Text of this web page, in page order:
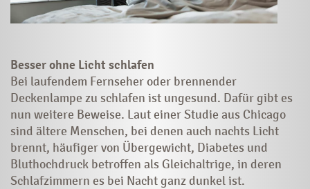
Besser ohne Licht schlafen
Bei laufendem Fernseher oder brennender
Deckenlampe zu schlafen ist ungesund. Dafür gibt es
nun weitere Beweise. Laut einer Studie aus Chicago
sind ältere Menschen, bei denen auch nachts Licht
brennt, häufiger von Übergewicht, Diabetes und
Bluthochdruck betroffen als Gleichaltrige, in deren
Schlafzimmern es bei Nacht ganz dunkel ist.